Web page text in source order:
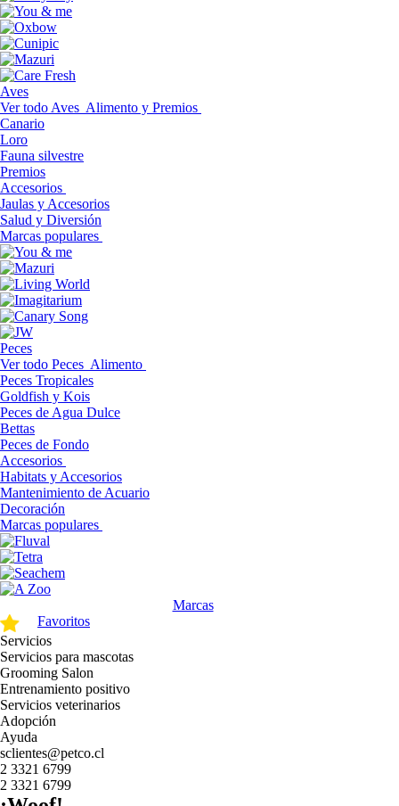
Aves
Ver todo Aves Alimento y Premios
Canario
Loro
Fauna silvestre
Premios
Accesorios
Jaulas y Accesorios
Salud y Diversión
Marcas populares
Peces
Ver todo Peces Alimento
Peces Tropicales
Goldfish y Kois
Peces de Agua Dulce
Bettas
Peces de Fondo
Accesorios
Habitats y Accesorios
Mantenimiento de Acuario
Decoración
Marcas populares
Marcas
Favoritos
Servicios
Servicios para mascotas
Grooming Salon
Entrenamiento positivo
Servicios veterinarios
Adopción
Ayuda
sclientes@petco.cl
2 3321 6799
2 3321 6799